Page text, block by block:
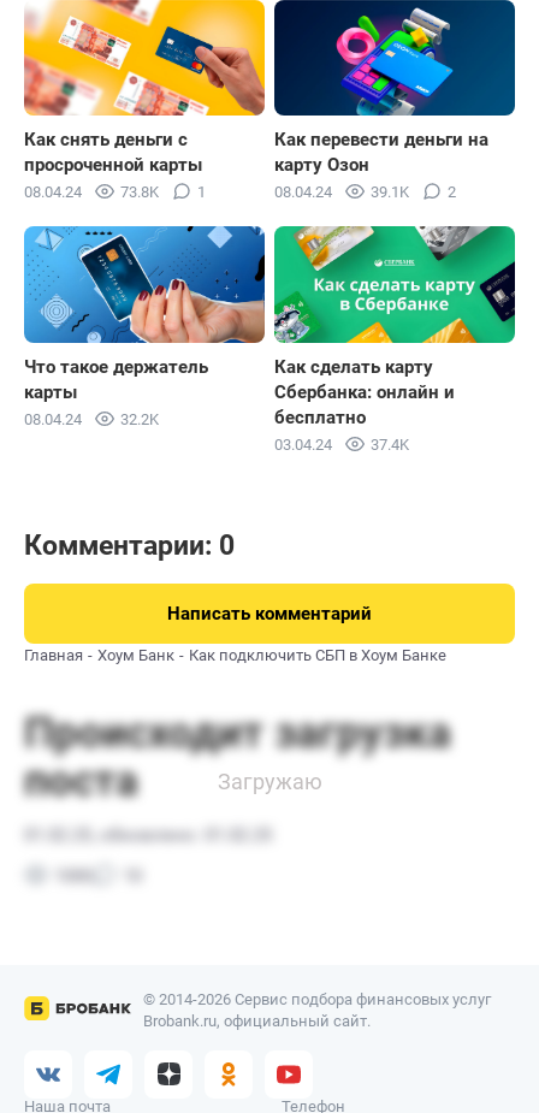
Как снять деньги с
просроченной карты
08.04.24 73.8K 1
Как перевести деньги на
карту Озон
08.04.24 39.1K 2
Что такое держатель
карты
08.04.24 32.2K
Как сделать карту
Сбербанка: онлайн и
бесплатно
03.04.24 37.4K
Комментарии: 0
Написать комментарий
Главная Хоум Банк Как подключить СБП в Хоум Банке
© 2014-2026 Сервис подбора финансовых услуг
Brobank.ru, официальный сайт.
Наша почта Телефон